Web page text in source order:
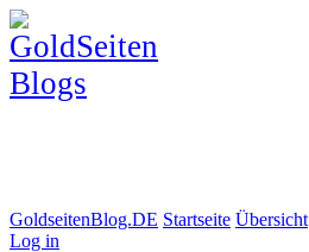
GoldseitenBlog.DE Startseite Übersicht
Log in